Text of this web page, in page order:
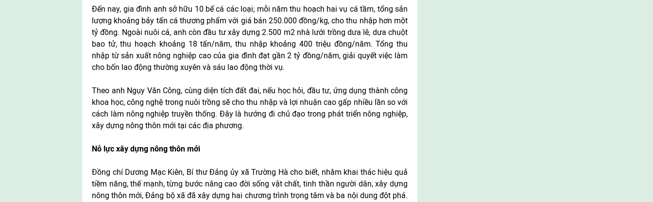
Đến nay, gia đình anh sở hữu 10 bể cá các loại; mỗi năm thu hoạch hai vụ cá tầm, tổng sản
lượng khoảng bảy tấn cá thương phẩm với giá bán 250.000 đồng/kg, cho thu nhập hơn một
tỷ đồng. Ngoài nuôi cá, anh còn đầu tư xây dựng 2.500 m2 nhà lưới trồng dưa lê, dưa chuột
bao tử, thu hoạch khoảng 18 tấn/năm, thu nhập khoảng 400 triệu đồng/năm. Tổng thu
nhập từ sản xuất nông nghiệp cao của gia đình đạt gần 2 tỷ đồng/năm, giải quyết việc làm
cho bốn lao động thường xuyên và sáu lao động thời vụ.
Theo anh Ngụy Văn Công, cùng diện tích đất đai, nếu học hỏi, đầu tư, ứng dụng thành công
khoa học, công nghệ trong nuôi trồng sẽ cho thu nhập và lợi nhuận cao gấp nhiều lần so với
cách làm nông nghiệp truyền thống. Đây là hướng đi chủ đạo trong phát triển nông nghiệp,
xây dựng nông thôn mới tại các địa phương.
Nỗ lực xây dựng nông thôn mới
Đồng chí Dương Mạc Kiên, Bí thư Đảng ủy xã Trường Hà cho biết, nhằm khai thác hiệu quả
tiềm năng, thế mạnh, từng bước nâng cao đời sống vật chất, tinh thần người dân, xây dựng
nông thôn mới, Đảng bộ xã đã xây dựng hai chương trình trọng tâm và ba nội dung đột phá.